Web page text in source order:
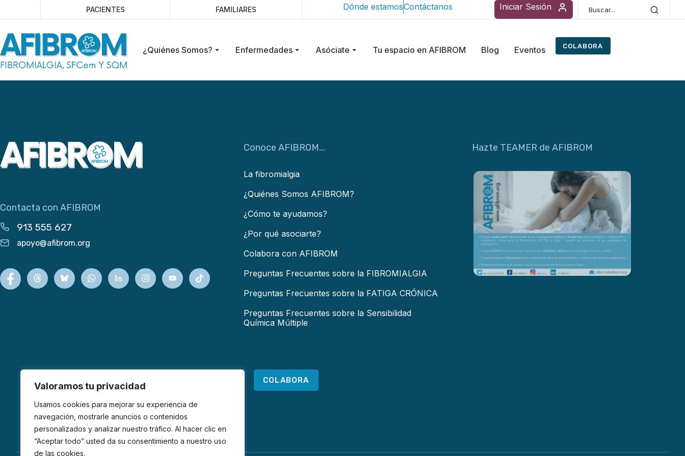
Valoramos tu privacidad
Usamos cookies para mejorar su experiencia de
navegación, mostrarle anuncios o contenidos
personalizados y analizar nuestro tráfico. Al hacer clic en
“Aceptar todo” usted da su consentimiento a nuestro uso
de las cookies.
PACIENTES FAMILIARES Dónde estamosContáctanos Iniciar Sesión
¿Quiénes Somos? Enfermedades Asóciate Tu espacio en AFIBROM Blog Eventos COLABORA
Contacta con AFIBROM
913 555 627
apoyo@afibrom.org
Conoce AFIBROM...
La fibromialgia
¿Quiénes Somos AFIBROM?
¿Cómo te ayudamos?
¿Por qué asociarte?
Colabora con AFIBROM
Preguntas Frecuentes sobre la FIBROMIALGIA
Preguntas Frecuentes sobre la FATIGA CRÓNICA
Preguntas Frecuentes sobre la Sensibilidad
Química Múltiple
COLABORA
Hazte TEAMER de AFIBROM